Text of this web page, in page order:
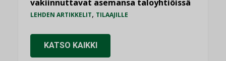
vakiinnuttavat asemansa taloyhtiöissä
LEHDEN ARTIKKELIT, TILAAJILLE
KATSO KAIKKI